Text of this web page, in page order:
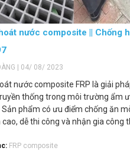
nước composite || Chống
| 04/ 08/ 2023
nước composite FRP là giải
thống trong môi trường ẩm
Sản phẩm có ưu điểm chống ăn
dễ thi công và nhận gia công
FRP composite